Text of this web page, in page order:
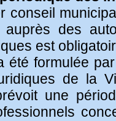
conseil
auprès des
est
été formulée
de la
une